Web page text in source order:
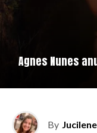
Agnes Nunes
By